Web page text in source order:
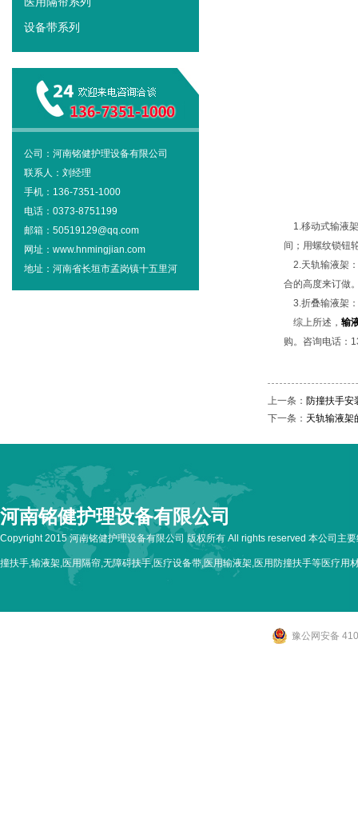
设备带系列
公司：河南铭健护理设备有限公司
联系人：刘经理
手机：136-7351-1000
电话：0373-8751199
邮箱：50519129@qq.com
网址：www.hnmingjian.com
地址：河南省长垣市孟岗镇十五里河
1.移动式输液
间；用螺纹锁钮
2.天轨输液架
合的高度来订做
3.折叠输液架
综上所述， 输
购。咨询电话：
上一条： 防撞扶手安
下一条： 天轨输液架
河南铭健护理设备有限公司
Copyright 2015 河南铭健护理设备有限公司 版权所有 All rights reserved 本公司主
撞扶手,输液架,医用隔帘,无障碍扶手,医疗设备带,医用输液架,医用防撞扶手等医疗用
豫公网安备